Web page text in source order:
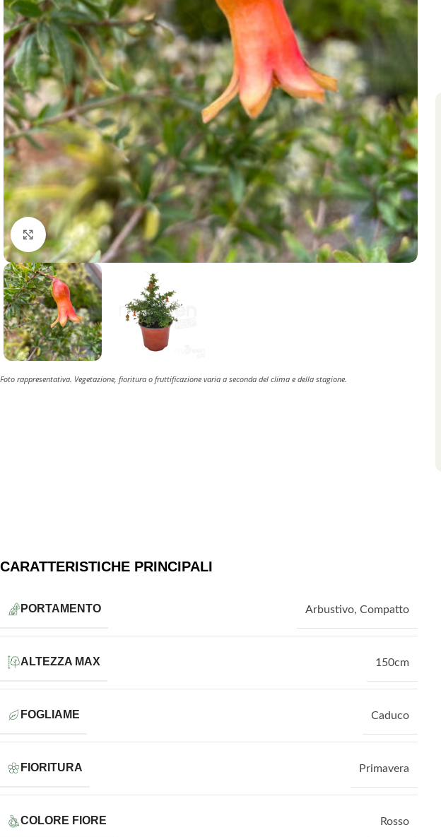
Clicca per ingrandire
Foto rappresentativa. Vegetazione, fioritura o fruttificazione varia a seconda del clima e della stagione.
CARATTERISTICHE PRINCIPALI
PORTAMENTO Arbustivo, Compatto
ALTEZZA MAX 150cm
FOGLIAME Caduco
FIORITURA Primavera
COLORE FIORE Rosso